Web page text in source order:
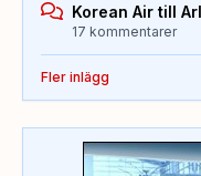
Korean Air till
17 kommentarer
Fler inlägg